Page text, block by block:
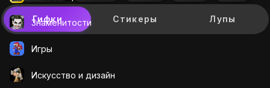
Знаменитости
Игры
Искусcтво и дизайн
Гифки Стикеры Лупы